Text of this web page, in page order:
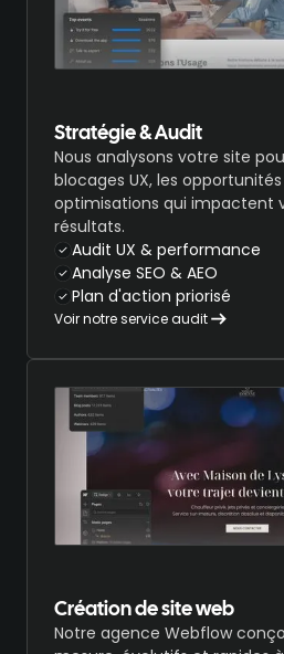
Stratégie & Audit
Nous analysons votre site
blocages UX, les opportunités
optimisations qui impactent
résultats.
Audit UX & performance
Analyse SEO & AEO
Plan d'action priorisé
Voir notre service audit
Création de site web
Notre agence Webflow